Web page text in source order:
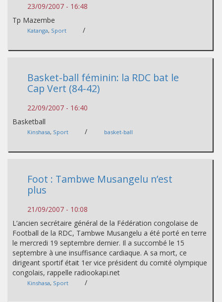
23/09/2007 - 16:48
Tp Mazembe
Katanga, Sport /
Basket-ball féminin: la RDC bat le
Cap Vert (84-42)
22/09/2007 - 16:40
Basketball
Kinshasa, Sport / basket-ball
Foot : Tambwe Musangelu n’est
plus
21/09/2007 - 10:08
L’ancien secrétaire général de la Fédération congolaise de
Football de la RDC, Tambwe Musangelu a été porté en terre
le mercredi 19 septembre dernier. Il a succombé le 15
septembre à une insuffisance cardiaque. A sa mort, ce
dirigeant sportif était 1er vice président du comité olympique
congolais, rappelle radiookapi.net
Kinshasa, Sport /